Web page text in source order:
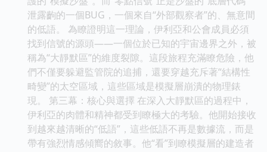
泄露齣的一個BUG，一個來自“外部觀察者”的、無意間
的低語。 為瞭證明這一理論，伊利亞和公會成員必須
找到信號的源頭——一個位於已知的宇宙邊界之外，被
稱為“大靜默區”的維度裂隙。這段旅程充滿瞭危險，他
們不僅要躲避監管院的追捕，還要穿越充斥著“結構性
畸變”的太空區域，這些區域是模擬層崩潰的物理錶
現。 第三幕：核心與選擇 在深入大靜默區的過程中，
伊利亞的肉體和精神都受到瞭極大的考驗。他開始接收
到越來越清晰的“低語”，這些低語不再是數據流，而是
帶有強烈情感傾嚮的敘事。他“看”到瞭模擬層的建造者